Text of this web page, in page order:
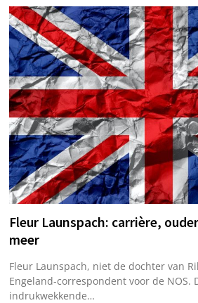
Fleur Launspach: carrière,
meer
Fleur Launspach, niet de dochter van
Engeland-correspondent voor de NOS.
indrukwekkende…